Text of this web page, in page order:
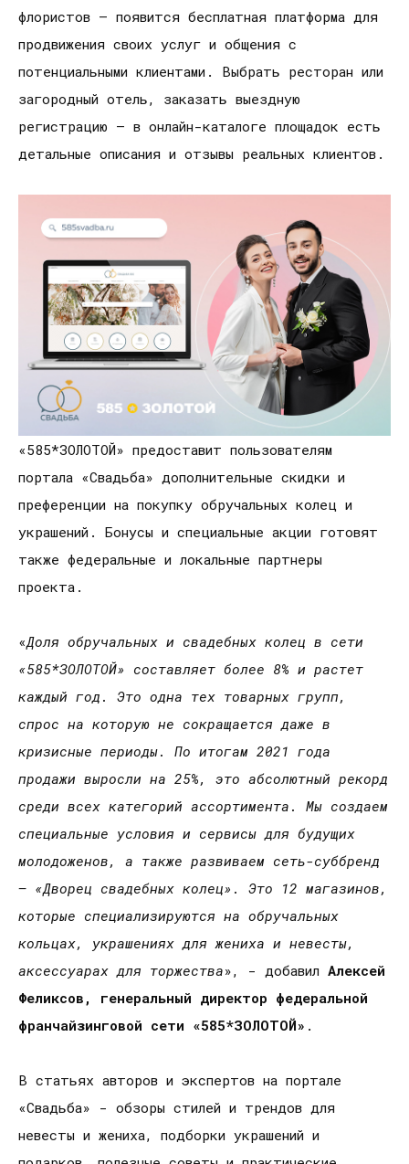
флористов – появится бесплатная платформа для
продвижения своих услуг и общения с
потенциальными клиентами. Выбрать ресторан или
загородный отель, заказать выездную
регистрацию – в онлайн-каталоге площадок есть
детальные описания и отзывы реальных клиентов.
«585*ЗОЛОТОЙ» предоставит пользователям
портала «Свадьба» дополнительные скидки и
преференции на покупку обручальных колец и
украшений. Бонусы и специальные акции готовят
также федеральные и локальные партнеры
проекта.
«Доля обручальных и свадебных колец в сети
«585*ЗОЛОТОЙ» составляет более 8% и растет
каждый год. Это одна тех товарных групп,
спрос на которую не сокращается даже в
кризисные периоды. По итогам 2021 года
продажи выросли на 25%, это абсолютный рекорд
среди всех категорий ассортимента. Мы создаем
специальные условия и сервисы для будущих
молодоженов, а также развиваем сеть-суббренд
– «Дворец свадебных колец». Это 12 магазинов,
которые специализируются на обручальных
кольцах, украшениях для жениха и невесты,
аксессуарах для торжества», - добавил Алексей
Феликсов, генеральный директор федеральной
франчайзинговой сети «585*ЗОЛОТОЙ» .
В статьях авторов и экспертов на портале
«Свадьба» - обзоры стилей и трендов для
невесты и жениха, подборки украшений и